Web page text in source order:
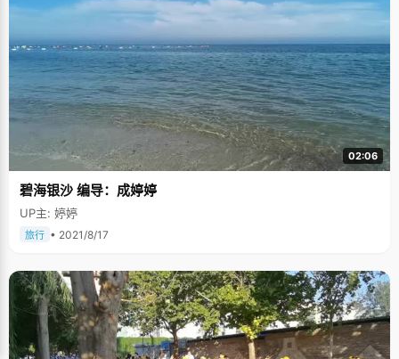
02:06
碧海银沙 编导：成婷婷
UP主: 婷婷
旅行 • 2021/8/17